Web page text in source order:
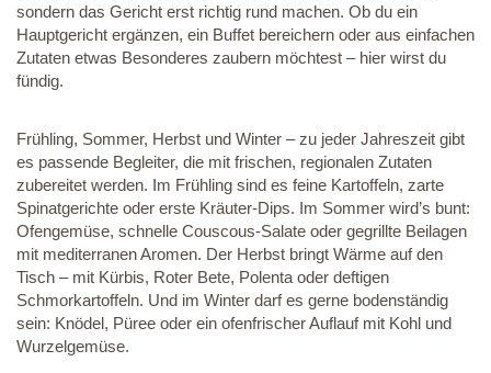
sondern das Gericht erst richtig rund machen. Ob du ein
Hauptgericht ergänzen, ein Buffet bereichern oder aus einfachen
Zutaten etwas Besonderes zaubern möchtest – hier wirst du
fündig.
Frühling, Sommer, Herbst und Winter – zu jeder Jahreszeit gibt
es passende Begleiter, die mit frischen, regionalen Zutaten
zubereitet werden. Im Frühling sind es feine Kartoffeln, zarte
Spinatgerichte oder erste Kräuter-Dips. Im Sommer wird’s bunt:
Ofengemüse, schnelle Couscous-Salate oder gegrillte Beilagen
mit mediterranen Aromen. Der Herbst bringt Wärme auf den
Tisch – mit Kürbis, Roter Bete, Polenta oder deftigen
Schmorkartoffeln. Und im Winter darf es gerne bodenständig
sein: Knödel, Püree oder ein ofenfrischer Auflauf mit Kohl und
Wurzelgemüse.